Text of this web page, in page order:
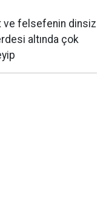
ve felsefenin dinsiz
altında çok